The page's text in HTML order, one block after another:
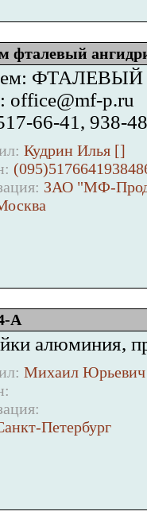
фталевый
office@mf-p.ru
66-41, 938-
Кудрин Илья []
ЗАО "МФ-
А
алюминия,
Михаил
Петербург